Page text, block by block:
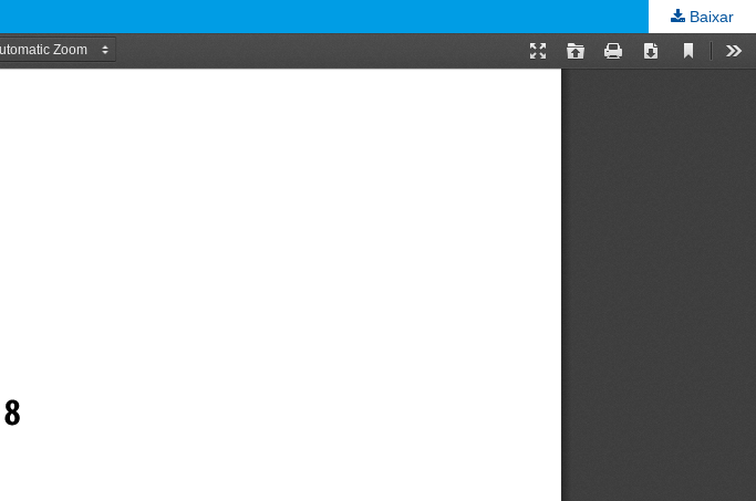
Baixar